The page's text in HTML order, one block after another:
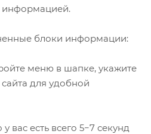
информацией.
блоки информации:
меню в шапке, укажите
для удобной
вас есть всего 5−7 секунд